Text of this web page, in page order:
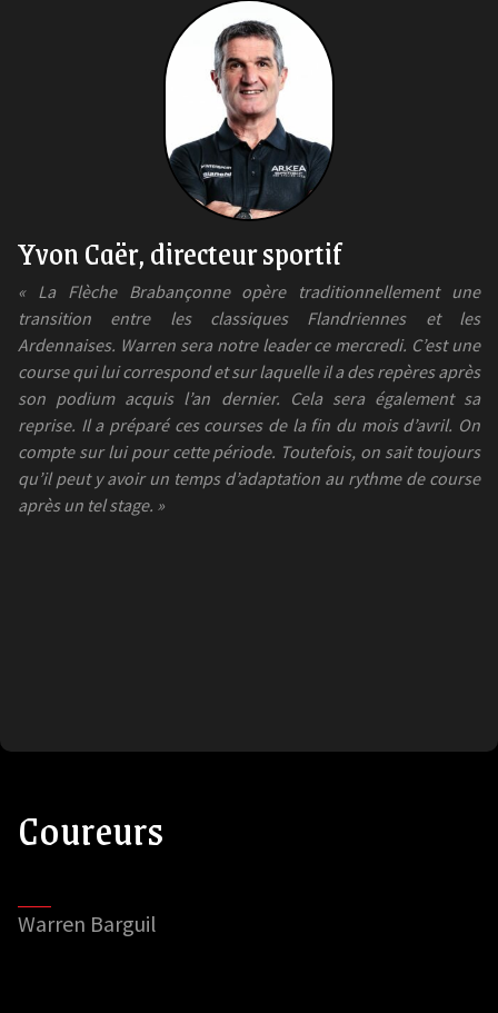
Yvon Caër, directeur sportif
« La Flèche Brabançonne opère traditionnellement une
transition entre les classiques Flandriennes et les
Ardennaises. Warren sera notre leader ce mercredi. C’est une
course qui lui correspond et sur laquelle il a des repères après
son podium acquis l’an dernier. Cela sera également sa
reprise. Il a préparé ces courses de la fin du mois d’avril. On
compte sur lui pour cette période. Toutefois, on sait toujours
qu’il peut y avoir un temps d’adaptation au rythme de course
après un tel stage. »
Coureurs
Warren Barguil